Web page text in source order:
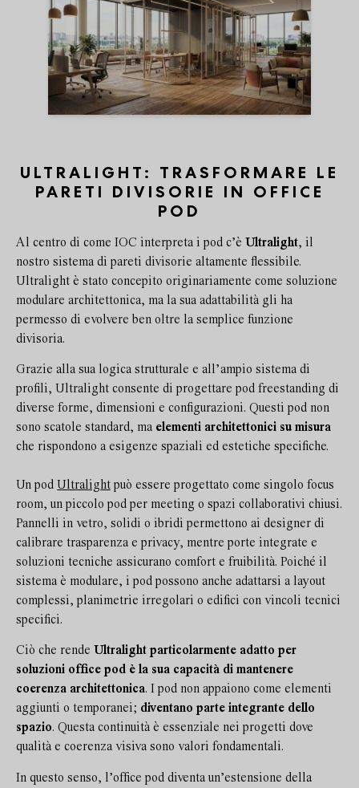
ULTRALIGHT: TRASFORMARE LE
PARETI DIVISORIE IN OFFICE
POD
Al centro di come IOC interpreta i pod c’è Ultralight, il
nostro sistema di pareti divisorie altamente flessibile.
Ultralight è stato concepito originariamente come soluzione
modulare architettonica, ma la sua adattabilità gli ha
permesso di evolvere ben oltre la semplice funzione
divisoria.
Grazie alla sua logica strutturale e all’ampio sistema di
profili, Ultralight consente di progettare pod freestanding di
diverse forme, dimensioni e configurazioni. Questi pod non
sono scatole standard, ma elementi architettonici su misura
che rispondono a esigenze spaziali ed estetiche specifiche.
Un pod Ultralight può essere progettato come singolo focus
room, un piccolo pod per meeting o spazi collaborativi chiusi.
Pannelli in vetro, solidi o ibridi permettono ai designer di
calibrare trasparenza e privacy, mentre porte integrate e
soluzioni tecniche assicurano comfort e fruibilità. Poiché il
sistema è modulare, i pod possono anche adattarsi a layout
complessi, planimetrie irregolari o edifici con vincoli tecnici
specifici.
Ciò che rende Ultralight particolarmente adatto per
soluzioni office pod è la sua capacità di mantenere
coerenza architettonica. I pod non appaiono come elementi
aggiunti o temporanei; diventano parte integrante dello
spazio. Questa continuità è essenziale nei progetti dove
qualità e coerenza visiva sono valori fondamentali.
In questo senso, l’office pod diventa un’estensione della